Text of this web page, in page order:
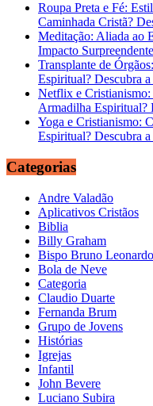
Roupa Preta e Fé:
Caminhada Cristã?
Meditação: Aliada ao
Impacto
Transplante de
Espiritual? Descubra
Netflix e Cristianismo:
Armadilha Espiritual?
Yoga e Cristianismo:
Espiritual? Descubra
Categorias
Andre Valadão
Aplicativos Cristãos
Biblia
Billy Graham
Bispo Bruno Leonardo
Bola de Neve
Categoria
Claudio Duarte
Fernanda Brum
Grupo de Jovens
Histórias
Igrejas
Infantil
John Bevere
Luciano Subira